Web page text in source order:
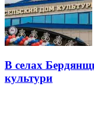
В селах
культури